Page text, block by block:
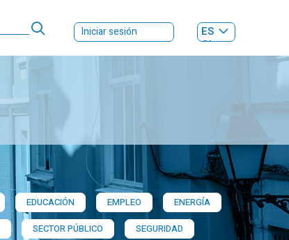
Iniciar sesión
ES
GL
EDUCACIÓN EMPLEO
ENERGÍA
SECTOR PÚBLICO
SEGURIDAD